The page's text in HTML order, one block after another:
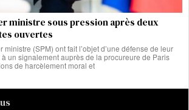
ministre sous pression après deux
ouvertes
ministre (SPM) ont fait l’objet d’une défense de leur
un signalement auprès de la procureure de Paris
de harcèlement moral et